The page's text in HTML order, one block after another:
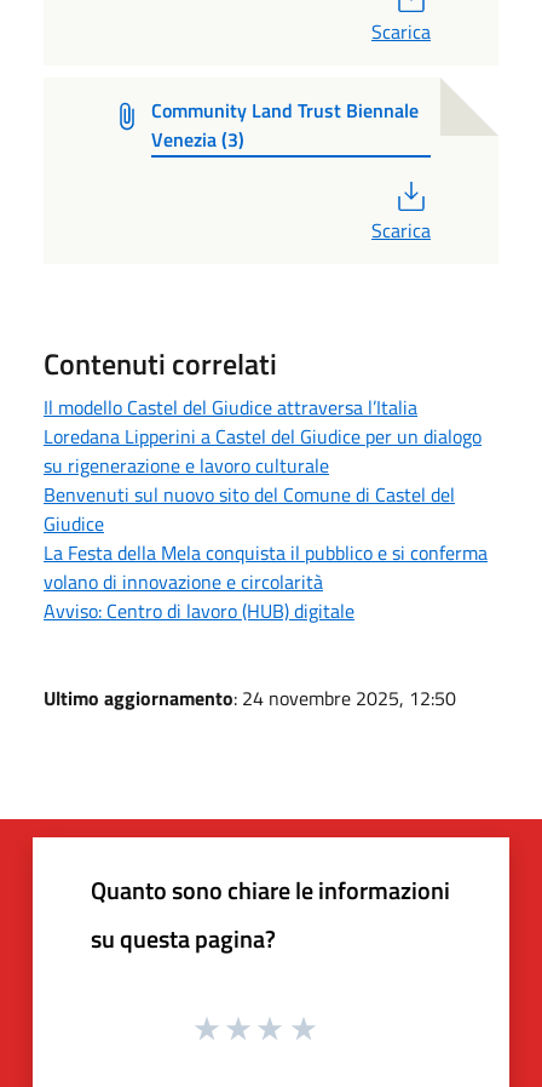
Scarica
Community Land Trust Biennale
Venezia (3)
Scarica
Contenuti correlati
Il modello Castel del Giudice attraversa l’Italia
Loredana Lipperini a Castel del Giudice per un dialogo
su rigenerazione e lavoro culturale
Benvenuti sul nuovo sito del Comune di Castel del
Giudice
La Festa della Mela conquista il pubblico e si conferma
volano di innovazione e circolarità
Avviso: Centro di lavoro (HUB) digitale
Ultimo aggiornamento: 24 novembre 2025, 12:50
Quanto sono chiare le informazioni
su questa pagina?